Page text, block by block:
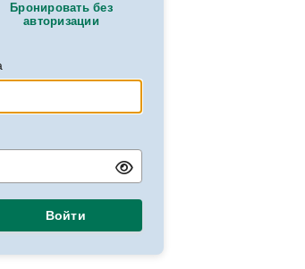
Бронировать без
авторизации
Войти